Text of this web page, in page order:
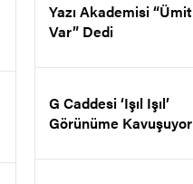
Yazı Akademisi “Ümit
Var” Dedi
G Caddesi ‘Işıl Işıl’
Görünüme Kavuşuyor